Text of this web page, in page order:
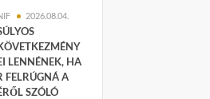
2026.08.04.
LENNÉNEK, HA
FELRÚGNÁ A
SZÓLÓ